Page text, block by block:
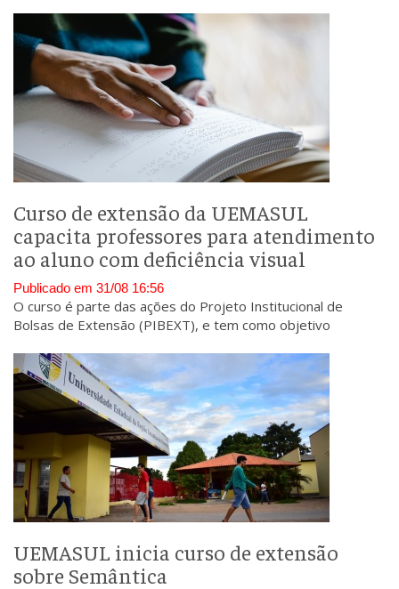
Curso de extensão da UEMASUL
capacita professores para atendimento
ao aluno com deficiência visual
Publicado em 31/08 16:56
O curso é parte das ações do Projeto Institucional de
Bolsas de Extensão (PIBEXT), e tem como objetivo
acessibilidade.
UEMASUL inicia curso de extensão
sobre Semântica